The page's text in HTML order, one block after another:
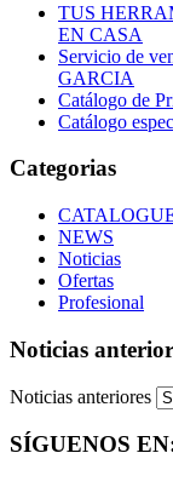
TUS
EN CASA
Servicio de
GARCIA
Catálogo de
Catálogo
Categorias
NEWS
Noticias
Ofertas
Profesional
Noticias
Noticias anteriores
SÍGUENOS